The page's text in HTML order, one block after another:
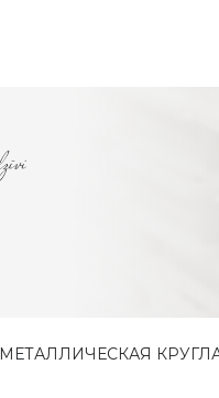
МЕТАЛЛИЧЕСКАЯ